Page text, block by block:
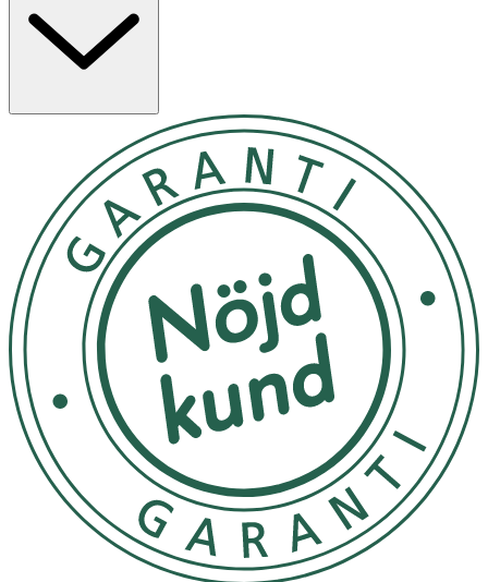
Använd på läpparna så ofta det behövs
OK för gravida och ammande:
Ingredienser:
Hydrogenated Polyisobutene, Diisostearyl Malate,
Isononyl Isononanoate, Octyldodecanol, Bis-
behenyl/isostearyl/phytosteryl Dimer Dilinoleyl Dimer
Dilinoleate, Microcrystalline Wax, Polybutene,
Polyglyceryl-2 Triisostearate, Isopropyl Myristate,
Butyrospermum Parkii (Shea) Butter, Hydrogenated
Castor Oil, Synthetic Wax, Sucralose, Methyl
Hydrogenated Rosinate, Jojoba Esters, Flavour/Aroma,
Helianthus Annuus (Sunflower) Seed Wax, Irvingia
Gabonensis Kernel Butter, Sea Salt, Tocopheryl Acetate,
Hydrogenated Coco-Glycerides, Hydrogenated
Styrene/Isoprene Copolymer, Acacia Decurrens Flower
Wax, Polyglycerin-3, Tocopherol, Glycine Soja Oil,
Pentaerythrityl Tetra-Di-T-Butyl
Hydroxyhydrocinnamate, Vanillin.